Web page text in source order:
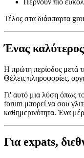
Τέλος στα διάσπαρτα
Ένας
Η πρώτη περίοδος μετά
Θέλεις πληροφορίες,
Γι' αυτό μια λύση όπως
forum μπορεί να σου
καθημερινότητα. Ένα
Για expats,